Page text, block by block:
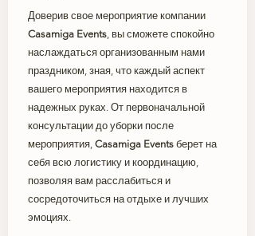
Доверив свое мероприятие компании
Casamiga Events, вы сможете спокойно
наслаждаться организованным нами
праздником, зная, что каждый аспект
вашего мероприятия находится в
надежных руках. От первоначальной
консультации до уборки после
мероприятия, Casamiga Events берет на
себя всю логистику и координацию,
позволяя вам расслабиться и
сосредоточиться на отдыхе и лучших
эмоциях.